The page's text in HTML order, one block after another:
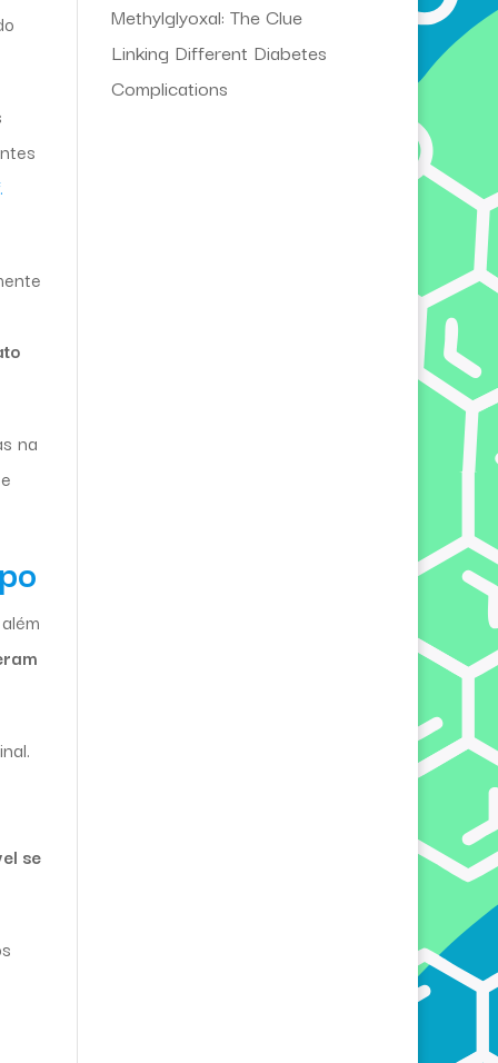
na
se
Methylglyoxal: The Clue
Linking Different Diabetes
Complications